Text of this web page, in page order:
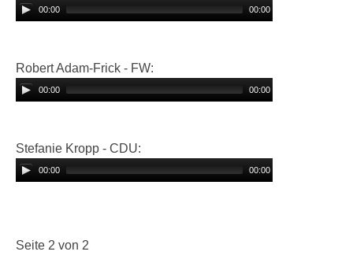
00:00 00:00
Robert Adam-Frick - FW:
00:00 00:00
Stefanie Kropp - CDU:
00:00 00:00
Seite 2 von 2